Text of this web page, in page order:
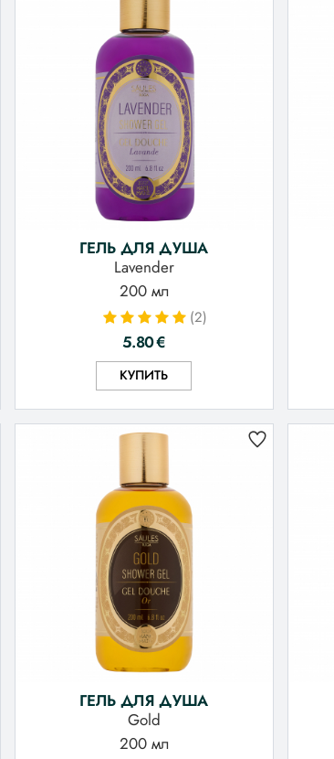
ГЕЛЬ ДЛЯ ДУША
Lavender
200 мл
(2)
5.80€
КУПИТЬ
ГЕЛЬ ДЛЯ ДУША
Gold
200 мл